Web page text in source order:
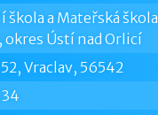
škola a Mateřská škola
okres Ústí nad Orlicí
Vraclav, 56542